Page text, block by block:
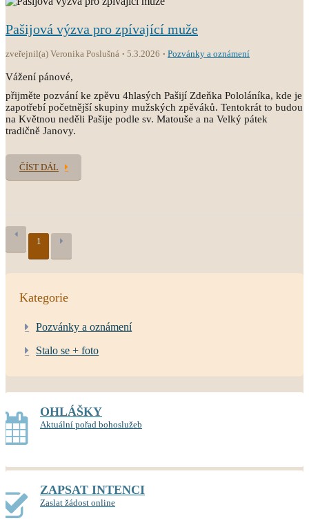
Pašijová výzva pro zpívající muže
zveřejnil(a) Veronika Poslušná 5.3.2026 Pozvánky a oznámení
Vážení pánové,
přijměte pozvání ke zpěvu 4hlasých Pašijí Zdeňka Pololáníka, kde je
zapotřebí početnější skupiny mužských zpěváků. Tentokrát to budou
na Květnou neděli Pašije podle sv. Matouše a na Velký pátek
tradičně Janovy.
ČÍST DÁL
1
Kategorie
Pozvánky a oznámení
Stalo se + foto
OHLÁŠKY
Aktuální pořad bohoslužeb
ZAPSAT INTENCI
Zaslat žádost online